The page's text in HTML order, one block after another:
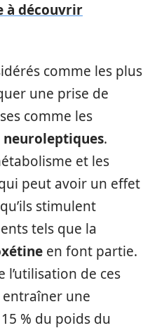
à découvrir
comme les plus
une prise de
comme les
neuroleptiques.
et les
peut avoir un effet
stimulent
tels que la
en font partie.
l’utilisation de ces
une
% du poids du